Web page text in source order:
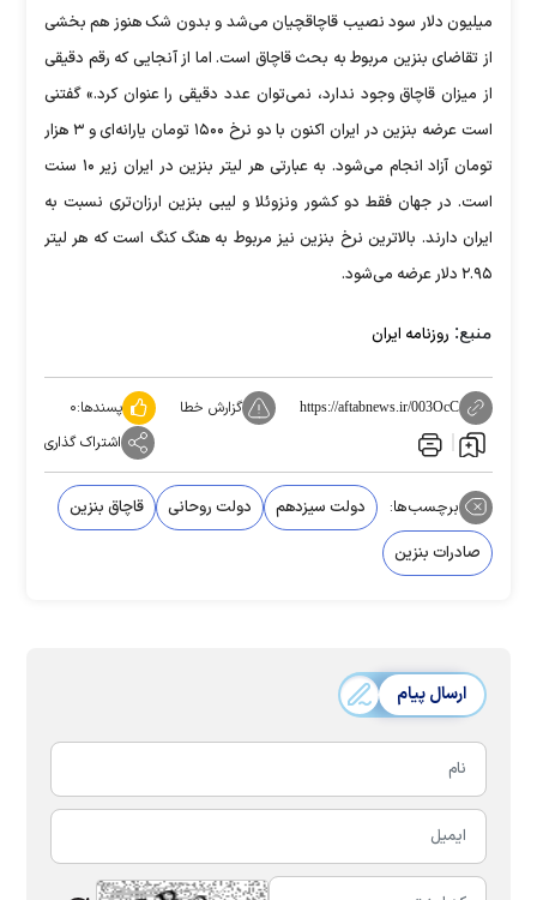
میلیون دلار سود نصیب قاچاقچیان می‌شد و بدون شک هنوز هم بخشی
از تقاضای بنزین مربوط به بحث قاچاق است. اما از آنجایی که رقم دقیقی
از میزان قاچاق وجود ندارد، نمی‌توان عدد دقیقی را عنوان کرد.» گفتنی
است عرضه بنزین در ایران اکنون با دو نرخ ۱۵۰۰ تومان یارانه‌ای و ۳ هزار
تومان آزاد انجام می‌شود. به عبارتی هر لیتر بنزین در ایران زیر ۱۰ سنت
است. در جهان فقط دو کشور ونزوئلا و لیبی بنزین ارزان‌تری نسبت به
ایران دارند. بالاترین نرخ بنزین نیز مربوط به هنگ کنگ است که هر لیتر
۲.۹۵ دلار عرضه می‌شود.
منبع: روزنامه ایران
https://aftabnews.ir/003OcC گزارش خطا پسندها:۰
اشتراک گذاری
برچسب‌ها: دولت سیزدهم دولت روحانی
قاچاق بنزین
صادرات بنزین
ارسال پیام